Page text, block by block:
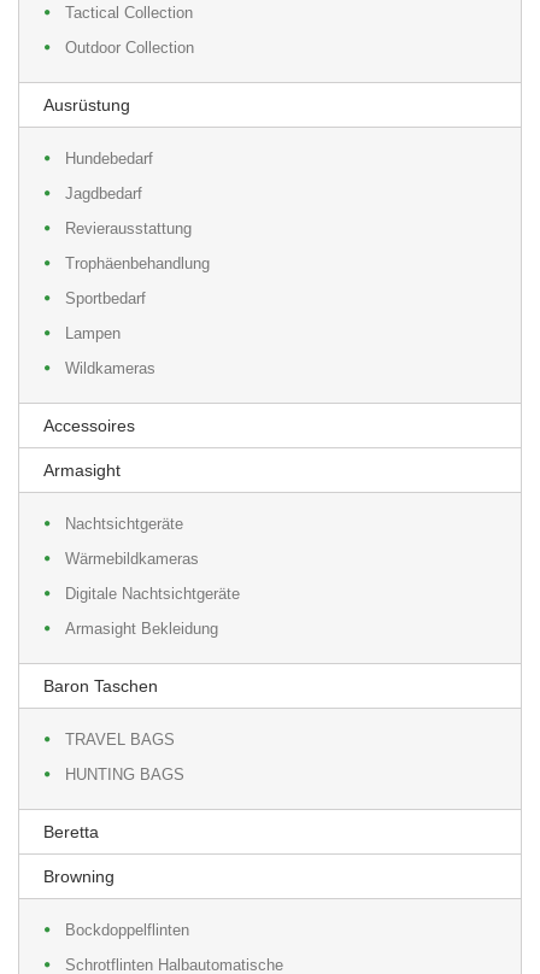
Tactical Collection
Outdoor Collection
Ausrüstung
Hundebedarf
Jagdbedarf
Revierausstattung
Trophäenbehandlung
Sportbedarf
Lampen
Wildkameras
Accessoires
Armasight
Nachtsichtgeräte
Wärmebildkameras
Digitale Nachtsichtgeräte
Armasight Bekleidung
Baron Taschen
TRAVEL BAGS
HUNTING BAGS
Beretta
Browning
Bockdoppelflinten
Schrotflinten Halbautomatische